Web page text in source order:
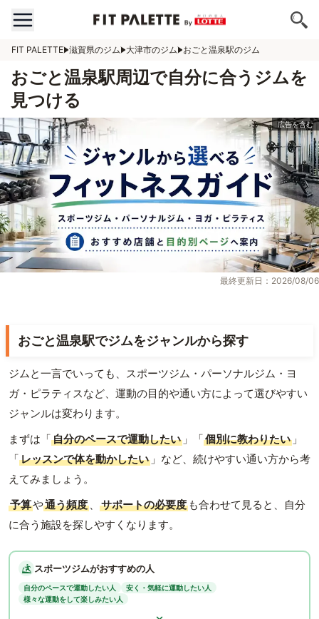
FIT PALETTE 滋賀県のジム 大津市のジム おごと温泉駅のジム
おごと温泉駅周辺で自分に合うジムを
見つける
最終更新日：2026/08/06
おごと温泉駅でジムをジャンルから探す
ジムと一言でいっても、スポーツジム・パーソナルジム・ヨ
ガ・ピラティスなど、運動の目的や通い方によって選びやすい
ジャンルは変わります。
まずは「自分のペースで運動したい 」「個別に教わりたい 」
「レッスンで体を動かしたい 」など、続けやすい通い方から考
えてみましょう。
予算や通う頻度 、 サポートの必要度 も合わせて見ると、自分
に合う施設を探しやすくなります。
スポーツジムがおすすめの人
自分のペースで運動したい人
安く・気軽に運動したい人
様々な運動をして楽しみたい人